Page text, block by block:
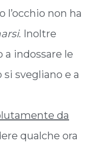
non ha
. Inoltre
indossare le
svegliano e a
da
qualche ora